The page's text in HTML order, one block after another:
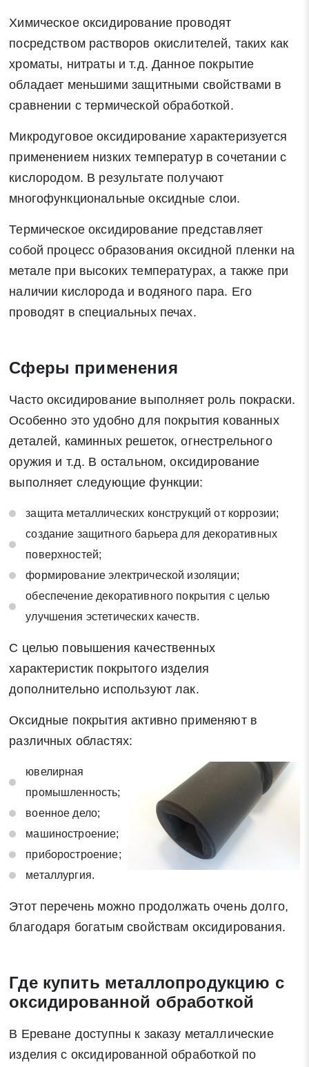
Химическое оксидирование проводят
посредством растворов окислителей, таких как
хроматы, нитраты и т.д. Данное покрытие
обладает меньшими защитными свойствами в
сравнении с термической обработкой.
Микродуговое оксидирование характеризуется
применением низких температур в сочетании с
кислородом. В результате получают
многофункциональные оксидные слои.
Термическое оксидирование представляет
собой процесс образования оксидной пленки на
метале при высоких температурах, а также при
наличии кислорода и водяного пара. Его
проводят в специальных печах.
Сферы применения
Часто оксидирование выполняет роль покраски.
Особенно это удобно для покрытия кованных
деталей, каминных решеток, огнестрельного
оружия и т.д. В остальном, оксидирование
выполняет следующие функции:
защита металлических конструкций от коррозии;
создание защитного барьера для декоративных
поверхностей;
формирование электрической изоляции;
обеспечение декоративного покрытия с целью
улучшения эстетических качеств.
С целью повышения качественных
характеристик покрытого изделия
дополнительно используют лак.
Оксидные покрытия активно применяют в
различных областях:
ювелирная
промышленность;
военное дело;
машиностроение;
приборостроение;
металлургия.
Этот перечень можно продолжать очень долго,
благодаря богатым свойствам оксидирования.
Где купить металлопродукцию с
оксидированной обработкой
В Ереване доступны к заказу металлические
изделия с оксидированной обработкой по
* - обязательные поля для заполнения
Отправить заявку
Нажимая на кнопку «Отправить заявку» Вы даете согласие
статьей 9 Федерального закона от 27 июля 2006 г. N 152-ФЗ
«О персональных данных», а также соглашаетесь на
информационную рассылку по средством e-mail или СМС